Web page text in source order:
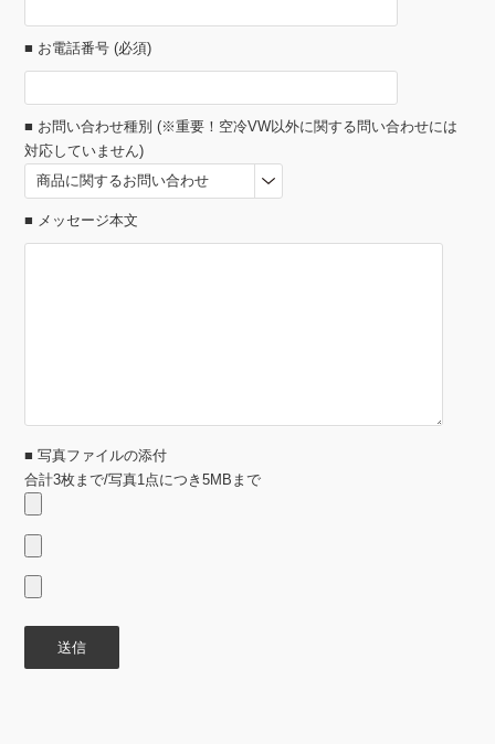
■ お電話番号 (必須)
■ お問い合わせ種別 (※重要！空冷VW以外に関する問い合わせには
対応していません)
■ メッセージ本文
■ 写真ファイルの添付
合計3枚まで/写真1点につき5MBまで